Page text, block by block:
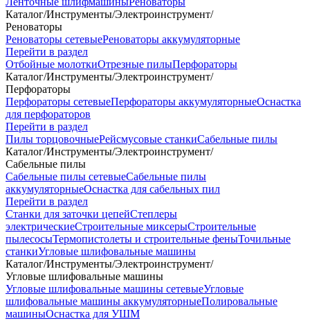
Каталог/Инструменты/Электроинструмент/
Реноваторы
Реноваторы сетевыеРеноваторы аккумуляторные
Перейти в раздел
Отбойные молоткиОтрезные пилыПерфораторы
Каталог/Инструменты/Электроинструмент/
Перфораторы
Перфораторы сетевыеПерфораторы аккумуляторныеОснастка
для перфораторов
Перейти в раздел
Пилы торцовочныеРейсмусовые станкиСабельные пилы
Каталог/Инструменты/Электроинструмент/
Сабельные пилы
Сабельные пилы сетевыеСабельные пилы
аккумуляторныеОснастка для сабельных пил
Перейти в раздел
Станки для заточки цепейСтеплеры
электрическиеСтроительные миксерыСтроительные
пылесосыТермопистолеты и строительные феныТочильные
станкиУгловые шлифовальные машины
Каталог/Инструменты/Электроинструмент/
Угловые шлифовальные машины
Угловые шлифовальные машины сетевыеУгловые
шлифовальные машины аккумуляторныеПолировальные
машиныОснастка для УШМ